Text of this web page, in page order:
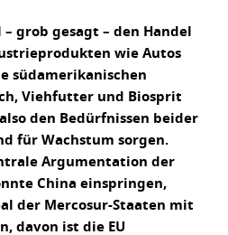
– grob gesagt – den Handel
wie Autos
südamerikanischen
Viehfutter und Biosprit
den Bedürfnissen beider
für Wachstum sorgen.
Argumentation der
China einspringen,
der Mercosur-Staaten mit
davon ist die EU